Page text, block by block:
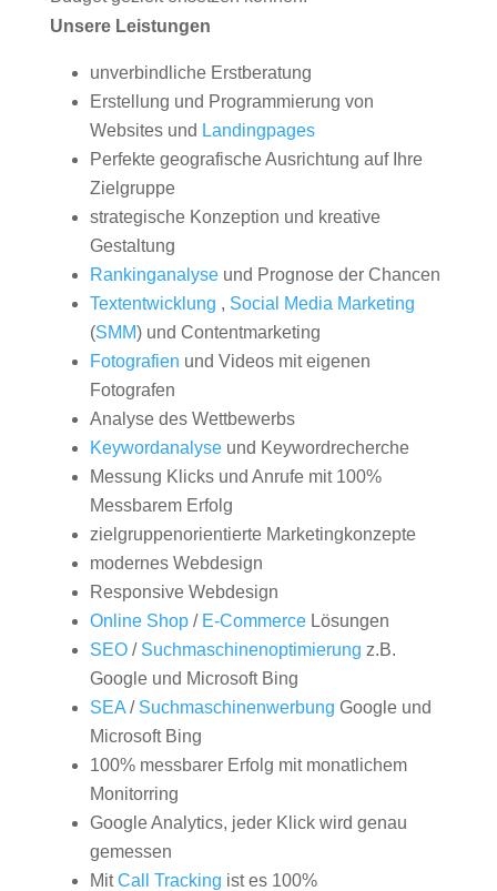
Unsere Leistungen
unverbindliche Erstberatung
Erstellung und Programmierung von
Websites und Landingpages
Perfekte geografische Ausrichtung auf Ihre
Zielgruppe
strategische Konzeption und kreative
Gestaltung
Rankinganalyseund Prognose der Chancen
Textentwicklung , Social Media Marketing
(SMM) und Contentmarketing
Fotografien und Videos mit eigenen
Fotografen
Analyse des Wettbewerbs
Keywordanalyseund Keywordrecherche
Messung Klicks und Anrufe mit 100%
Messbarem Erfolg
zielgruppenorientierte Marketingkonzepte
modernes Webdesign
Responsive Webdesign
Online Shop/ E-CommerceLösungen
SEO/ Suchmaschinenoptimierung z.B.
Google und Microsoft Bing
SEA/ Suchmaschinenwerbung Google und
Microsoft Bing
100% messbarer Erfolg mit monatlichem
Monitorring
Google Analytics, jeder Klick wird genau
gemessen
MitCall Tracking ist es 100%